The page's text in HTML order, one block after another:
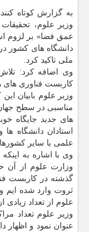
به گزارش كوتاه
وزیر علوم،
عمق فضا» بر لزوم
دانشگاه های كشور
ملی تاكید كرد.
وی اضافه كرد:
كاربست فناوری های
وزیر علوم بابیان
مناسبی در سطح
های جدید جایگاه
استادان دانشگاه
علمی با سایر
وی با اشاره به
گذشته در كاربست
ثروت وارد شده ایم
علوم از تعداد